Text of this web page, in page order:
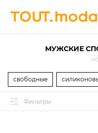
МУЖСКИЕ
свободные
Фильтры